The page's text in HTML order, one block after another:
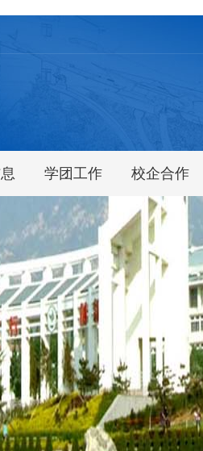
学团工作 校企合作